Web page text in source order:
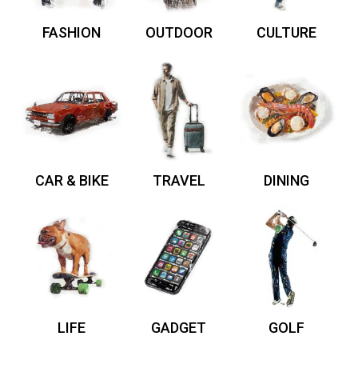
FASHION OUTDOOR CULTURE
CAR & BIKE TRAVEL DINING
LIFE GADGET GOLF